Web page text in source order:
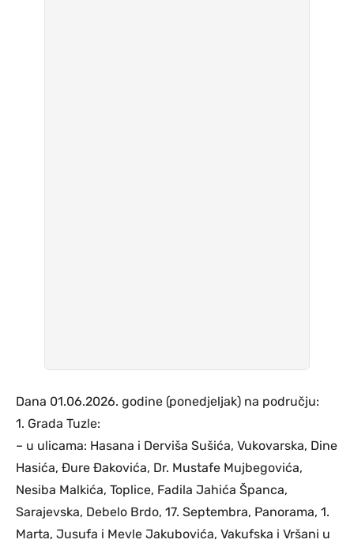
Dana 01.06.2026. godine (ponedjeljak) na području:
1. Grada Tuzle:
– u ulicama: Hasana i Derviša Sušića, Vukovarska, Dine
Hasića, Đure Đakovića, Dr. Mustafe Mujbegovića,
Nesiba Malkića, Toplice, Fadila Jahića Španca,
Sarajevska, Debelo Brdo, 17. Septembra, Panorama, 1.
Marta, Jusufa i Mevle Jakubovića, Vakufska i Vršani u